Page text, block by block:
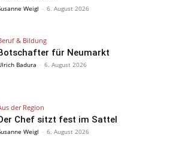
Weigl - 6. August 2026
& Bildung
für Neumarkt
Badura - 6. August 2026
der Region
Chef sitzt fest im Sattel
Weigl - 6. August 2026